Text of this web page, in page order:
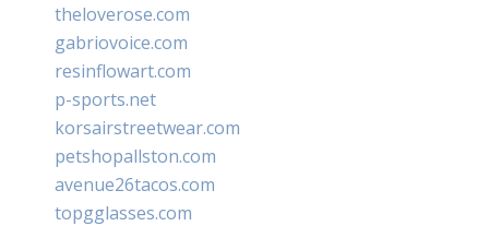
theloverose.com
gabriovoice.com
resinflowart.com
p-sports.net
korsairstreetwear.com
petshopallston.com
avenue26tacos.com
topgglasses.com